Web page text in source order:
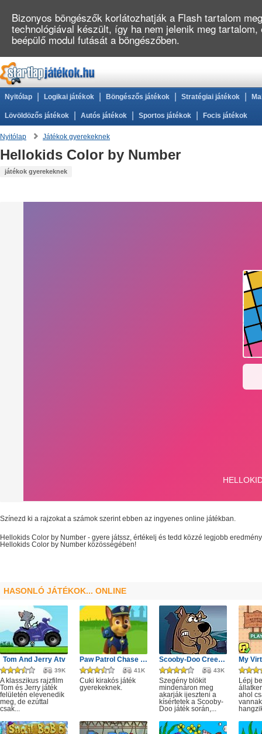
Nyitólap Logikai játékok Böngészős játékok Stratégiai játékok
Lövöldözős játékok Autós játékok Sportos játékok Focis játékok
Nyitólap Játékok gyerekeknek
Hellokids Color by Number
játékok gyerekeknek
Színezd ki a rajzokat a számok szerint ebben az ingyenes online játékban.
Hellokids Color by Number - gyere játssz, értékelj és tedd közzé legjobb
Hellokids Color by Number közösségében!
HASONLÓ JÁTÉKOK... ONLINE
Tom And Jerry Atv
39K
A klasszikus rajzfilm
Tom és Jerry játék
felületén elevenedik
meg, de ezúttal
csak...
Paw Patrol Chase Puzzle
41K
Cuki kirakós játék
gyerekeknek.
Scooby-Doo Creepy Castle
43K
Szegény blökit
mindenáron meg
akarják ijeszteni a
kísértetek a Scooby-
Doo játék során,...
Lépj
ahol
Bizonyos böngészők korlátozhatják a Flash tartalom
technológiával készült, így ha nem jelenik meg
beépülő modul futását a böngészőben.